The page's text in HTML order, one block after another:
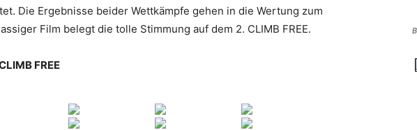
Die Ergebnisse beider Wettkämpfe gehen in die Wertung zum
Film belegt die tolle Stimmung auf dem 2. CLIMB FREE.
FREE